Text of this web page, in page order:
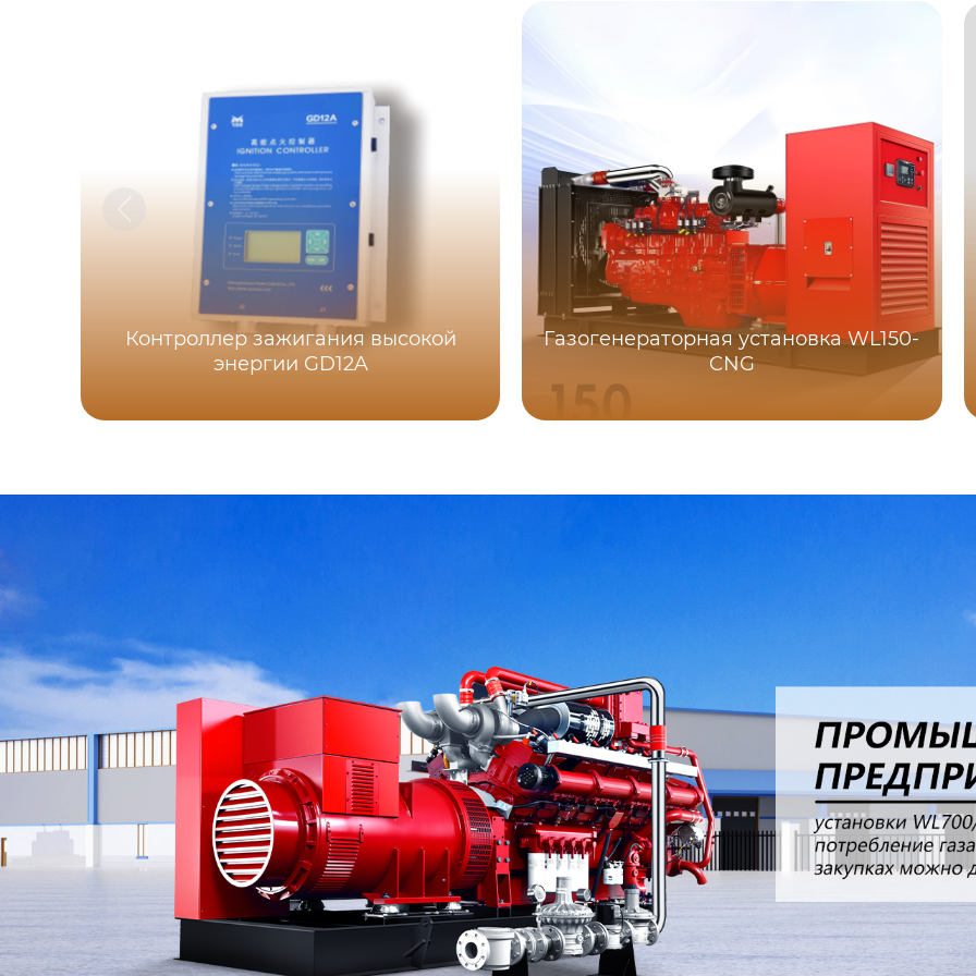
Контроллер зажигания высокой
энергии GD12A
Газогенераторная установка WL150-
CNG